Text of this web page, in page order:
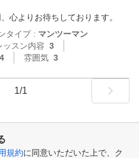
心よりお待ちしております。
タイプ : マンツーマン
ッスン内容 3
4 雰囲気 3
1/1
規約に同意いただいた上で、ク